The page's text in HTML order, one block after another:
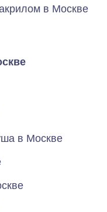
в Москве
в Москве